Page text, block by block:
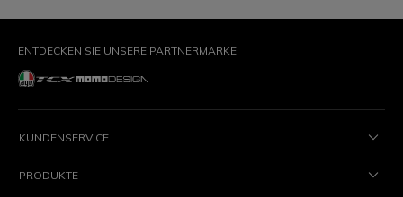
ENTDECKEN SIE UNSERE PARTNERMARKE
KUNDENSERVICE
PRODUKTE